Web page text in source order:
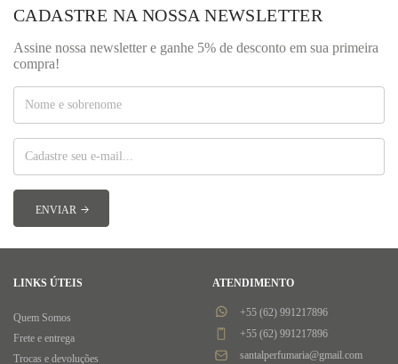
CADASTRE NA NOSSA NEWSLETTER
Assine nossa newsletter e ganhe 5% de desconto em sua primeira
compra!
LINKS ÚTEIS
Quem Somos
Frete e entrega
Trocas e devoluções
ATENDIMENTO
+55 (62) 991217896
+55 (62) 991217896
santalperfumaria@gmail.com